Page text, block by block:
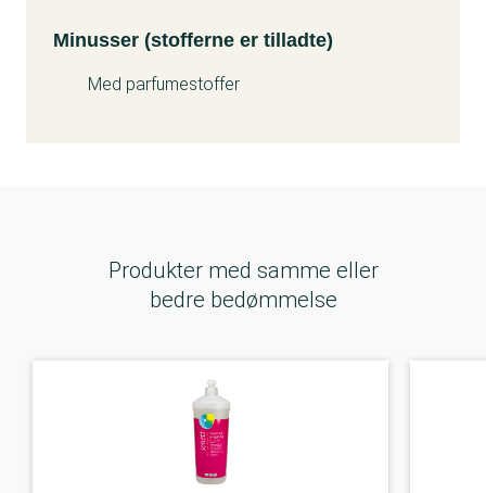
Minusser (stofferne er tilladte)
Med parfumestoffer
Produkter med samme eller
bedre bedømmelse